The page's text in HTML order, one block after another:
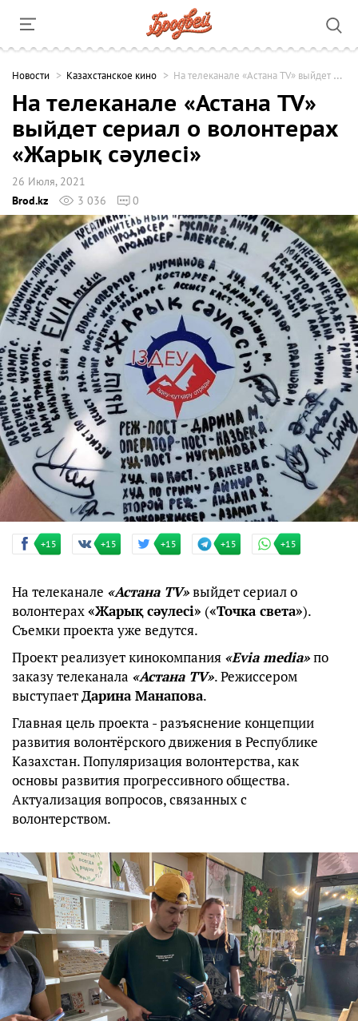
Новости Казахстанское кино На телеканале «Астана TV» выйдет сериал о волонтерах «Жарық сәулесі»
На телеканале «Астана TV»
выйдет сериал о волонтерах
«Жарық сәулесі»
26 Июля, 2021
Brod.kz
3 036 0
+15 +15 +15 +15 +15
На телеканале «Астана TV»выйдет сериал о
волонтерах«Жарық сәулесі» («Точка света»).
Съемки проекта уже ведутся.
Проект реализует кинокомпания «Evia media»по
заказу телеканала «Астана TV». Режиссером
выступаетДарина Манапова.
Главная цель проекта - разъяснение концепции
развития волонтёрского движения в Республике
Казахстан. Популяризация волонтерства, как
основы развития прогрессивного общества.
Актуализация вопросов, связанных с
волонтерством.